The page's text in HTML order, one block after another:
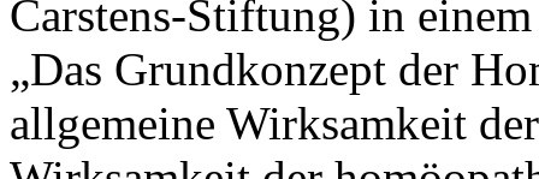
Carstens-Stiftung) in
„Das Grundkonzept der
allgemeine Wirksamkeit